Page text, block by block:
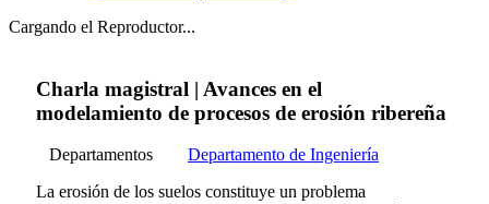
Cargando el Reproductor...
Charla magistral | Avances en el
modelamiento de procesos de erosión ribereña
Departamentos
Departamento de Ingeniería
La erosión de los suelos constituye un problema